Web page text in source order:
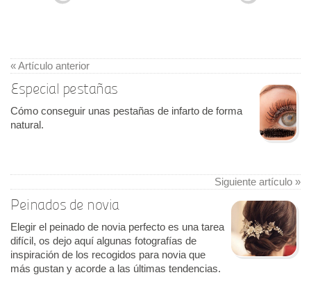
« Artículo anterior
Especial pestañas
Cómo conseguir unas pestañas de infarto de forma
natural.
Siguiente artículo »
Peinados de novia
Elegir el peinado de novia perfecto es una tarea
difícil, os dejo aquí algunas fotografías de
inspiración de los recogidos para novia que
más gustan y acorde a las últimas tendencias.